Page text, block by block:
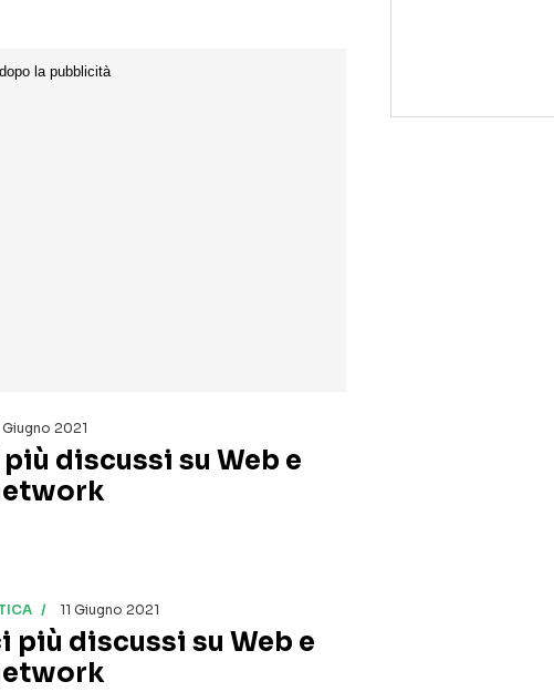
Giugno 2021
discussi su Web e
11 Giugno 2021
più discussi su Web e